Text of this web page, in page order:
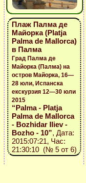
Плаж Палма де
Майорка (Platja
Palma de Mallorca)
в Палма
Град Палма де
Майорка (Палма) на
остров Майорка, 16—
28 юли, Испанска
екскурзия 12—30 юли
2015
“Palma - Platja
Palma de Mallorca
- Bozhidar Iliev -
Bozho - 10”, Дата:
2015:07:21, Час:
21:30:10 (№ 5 от 6)